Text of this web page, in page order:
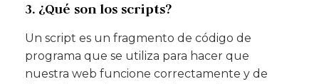
3. ¿Qué son los scripts?
Un script es un fragmento de código de
programa que se utiliza para hacer que
nuestra web funcione correctamente y de